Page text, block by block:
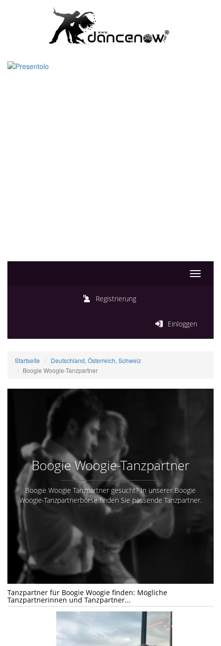
Toggle
Registrierung
Einloggen
Startseite
Deutschland, Österreich, Schweiz
Boogie Woogie-Tanzpartner
Boogie Woogie-Tanzpartner
Boogie Woogie Tanzpartner gesucht? In unserer Boogie
Woogie-Tanzpartnerbörse finden Sie passende Tanzpartner.
Tanzpartner für Boogie Woogie finden: Mögliche
Tanzpartnerinnen und Tanzpartner...